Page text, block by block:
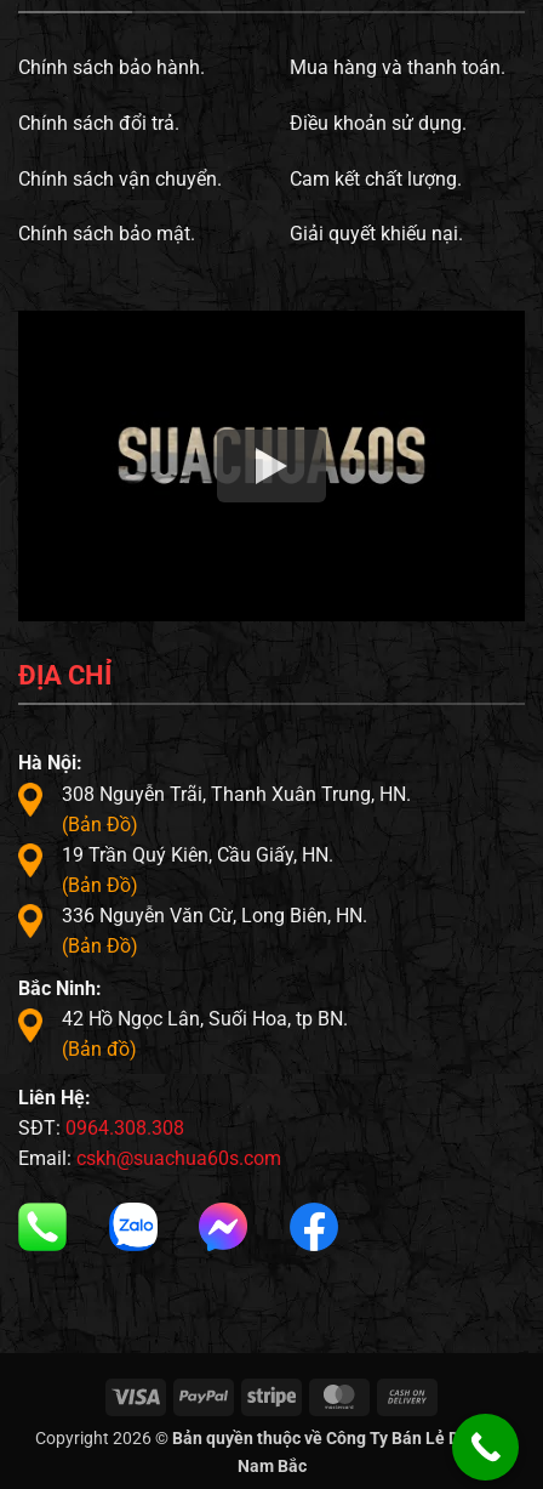
Chính sách bảo hành.
Chính sách đổi trả.
Chính sách vận chuyển.
Chính sách bảo mật.
Mua hàng và thanh toán.
Điều khoản sử dụng.
Cam kết chất lượng.
Giải quyết khiếu nại.
ĐỊA CHỈ
Hà Nội:
308 Nguyễn Trãi, Thanh Xuân Trung, HN.
(Bản Đồ)
19 Trần Quý Kiên, Cầu Giấy, HN.
(Bản Đồ)
336 Nguyễn Văn Cừ, Long Biên, HN.
(Bản Đồ)
Bắc Ninh:
42 Hồ Ngọc Lân, Suối Hoa, tp BN.
(Bản đồ)
Liên Hệ:
SĐT: 0964.308.308
Email: cskh@suachua60s.com
Visa PayPal Stripe MasterCard
Delivery
Copyright 2026 © Bản quyền thuộc về Công Ty Bán Lẻ Di Động
Nam Bắc